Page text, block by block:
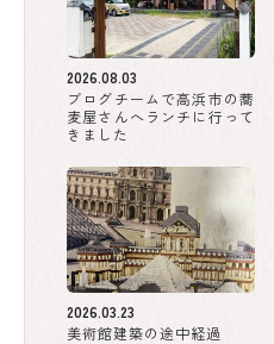
2026.08.03
ブログチームで高浜市の蕎
麦屋さんへランチに行って
きました
2026.03.23
美術館建築の途中経過